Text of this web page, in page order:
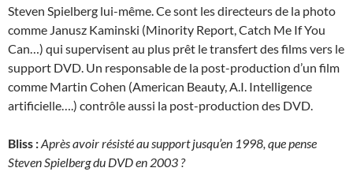
Steven Spielberg lui-même. Ce sont les directeurs de la photo
comme Janusz Kaminski (Minority Report, Catch Me If You
Can…) qui supervisent au plus prêt le transfert des films vers le
support DVD. Un responsable de la post-production d’un film
comme Martin Cohen (American Beauty, A.I. Intelligence
artificielle….) contrôle aussi la post-production des DVD.
Bliss :Après avoir résisté au support jusqu’en 1998, que pense
Steven Spielberg du DVD en 2003 ?